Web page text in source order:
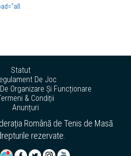
Statut
De Joc
Organizare Și Funcționare
& Condiții
Anunțuri
Română de Tenis de Masă.
rezervate.